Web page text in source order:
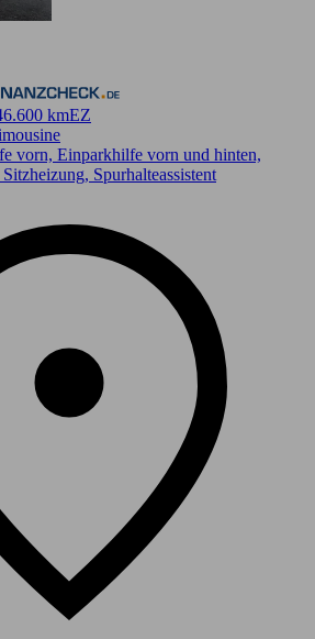
kmEZ
vorn, Einparkhilfe vorn und hinten,
Spurhalteassistent